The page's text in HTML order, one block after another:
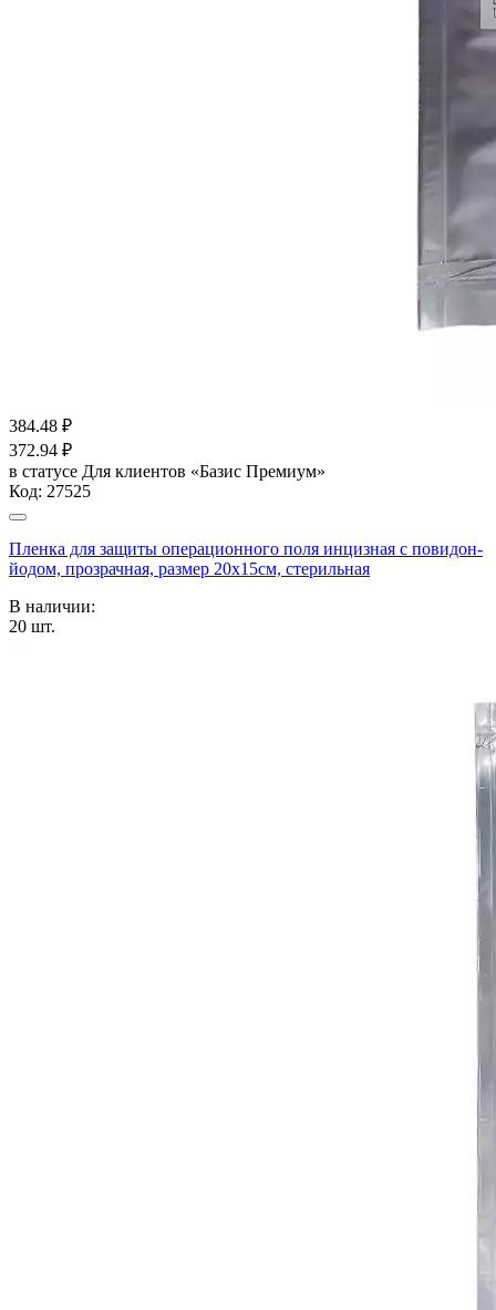
384.48 ₽
372.94 ₽
в статусе Для клиентов «Базис Премиум»
Код: 27525
Пленка для защиты операционного поля инцизная с повидон-
йодом, прозрачная, размер 20х15см, стерильная
В наличии:
20 шт.